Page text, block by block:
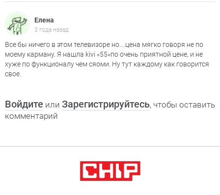
Елена
3 года назад
Все бы ничего в этом телевизоре но....цена мягко говоря не по
моему карману. Я нашла kivi «55«по очень приятной цене, и не
хуже по функционалу чем сяоми. Ну тут каждому как говорится
свое.
Войдите или Зарегистрируйтесь, чтобы оставить
комментарий